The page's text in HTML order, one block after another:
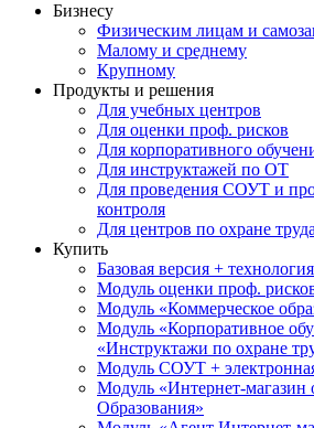
Бизнесу
Физическим лицам и
Малому и среднему
Крупному
Продукты и решения
Для учебных центров
Для оценки проф. рисков
Для корпоративного
Для инструктажей по ОТ
Для проведения СОУТ и
контроля
Для центров по охране труда
Купить
Базовая версия +
Модуль оценки проф.
Модуль «Коммерческое
Модуль «Корпоративное
«Инструктажи по охране
Модуль СОУТ +
Модуль «Интернет-магазин
Образования»